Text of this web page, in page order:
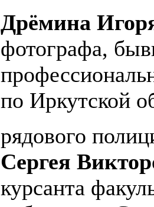
Дрёмина
фотографа,
по Иркутской
рядового
Сергея
курсанта